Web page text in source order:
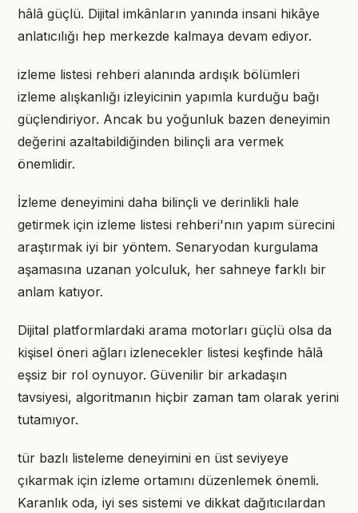
hâlâ güçlü. Dijital imkânların yanında insani hikâye
anlatıcılığı hep merkezde kalmaya devam ediyor.
izleme listesi rehberi alanında ardışık bölümleri
izleme alışkanlığı izleyicinin yapımla kurduğu bağı
güçlendiriyor. Ancak bu yoğunluk bazen deneyimin
değerini azaltabildiğinden bilinçli ara vermek
önemlidir.
İzleme deneyimini daha bilinçli ve derinlikli hale
getirmek için izleme listesi rehberi'nın yapım sürecini
araştırmak iyi bir yöntem. Senaryodan kurgulama
aşamasına uzanan yolculuk, her sahneye farklı bir
anlam katıyor.
Dijital platformlardaki arama motorları güçlü olsa da
kişisel öneri ağları izlenecekler listesi keşfinde hâlâ
eşsiz bir rol oynuyor. Güvenilir bir arkadaşın
tavsiyesi, algoritmanın hiçbir zaman tam olarak yerini
tutamıyor.
tür bazlı listeleme deneyimini en üst seviyeye
çıkarmak için izleme ortamını düzenlemek önemli.
Karanlık oda, iyi ses sistemi ve dikkat dağıtıcılardan